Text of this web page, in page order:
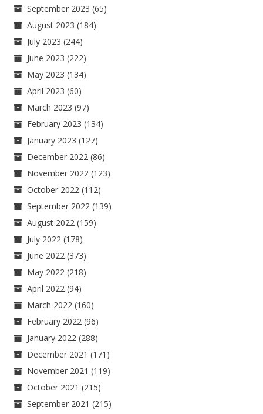
September 2023 (65)
August 2023 (184)
July 2023 (244)
June 2023 (222)
May 2023 (134)
April 2023 (60)
March 2023 (97)
February 2023 (134)
January 2023 (127)
December 2022 (86)
November 2022 (123)
October 2022 (112)
September 2022 (139)
August 2022 (159)
July 2022 (178)
June 2022 (373)
May 2022 (218)
April 2022 (94)
March 2022 (160)
February 2022 (96)
January 2022 (288)
December 2021 (171)
November 2021 (119)
October 2021 (215)
September 2021 (215)